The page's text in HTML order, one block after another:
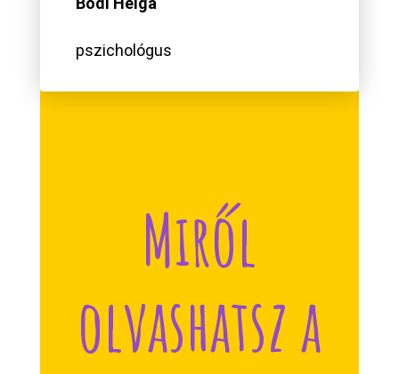
pszichológus
Miről
olvashatsz a